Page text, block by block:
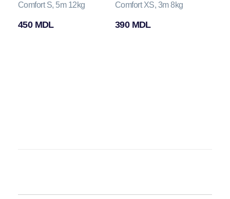
Comfort S, 5m 12kg
450 MDL
Comfort XS, 3m 8kg
390 MDL